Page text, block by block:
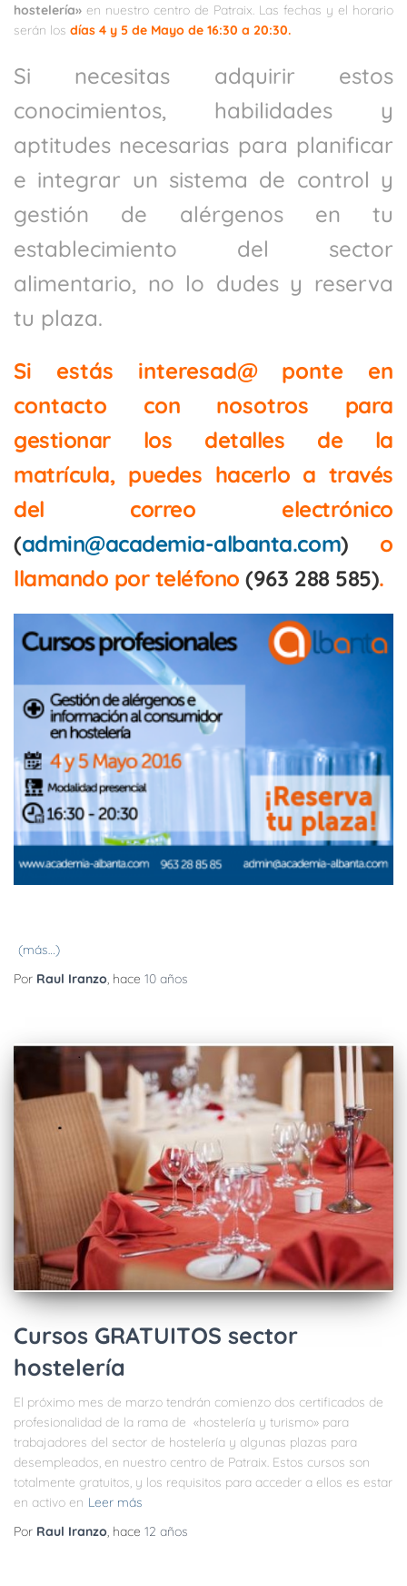
hostelería» en nuestro centro de Patraix. Las fechas y el horario
serán los días 4 y 5 de Mayo de 16:30 a 20:30.
Si necesitas adquirir estos
conocimientos, habilidades y
aptitudes necesarias para planificar
e integrar un sistema de control y
gestión de alérgenos en tu
establecimiento del sector
alimentario, no lo dudes y reserva
tu plaza.
Si estás interesad@ ponte en
contacto con nosotros para
gestionar los detalles de la
matrícula, puedes hacerlo a través
del correo electrónico
(admin@academia-albanta.com) o
llamando por teléfono(963 288 585).
(más…)
Por Raul Iranzo, hace 10 años
Cursos GRATUITOS sector
hostelería
El próximo mes de marzo tendrán comienzo dos certificados de
profesionalidad de la rama de «hostelería y turismo» para
trabajadores del sector de hostelería y algunas plazas para
desempleados, en nuestro centro de Patraix. Estos cursos son
totalmente gratuitos, y los requisitos para acceder a ellos es estar
en activo en Leer más
Por Raul Iranzo, hace 12 años